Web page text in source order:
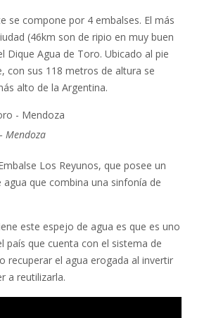
se compone por 4 embalses. El más
(46km son de ripio en muy buen
Dique Agua de Toro. Ubicado al pie
con sus 118 metros de altura se
alto de la Argentina.
Mendoza
Los Reyunos, que posee un
que combina una sinfonía de
este espejo de agua es que es uno
país que cuenta con el sistema de
recuperar el agua erogada al invertir
a reutilizarla.